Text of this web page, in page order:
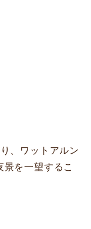
、ワットアルン
を一望するこ